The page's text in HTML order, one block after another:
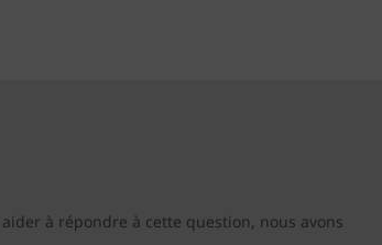
à répondre à cette question, nous avons